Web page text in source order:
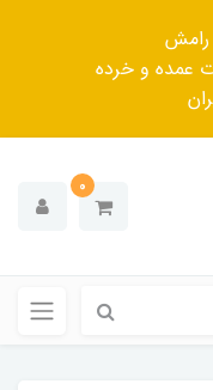
عمده و خرده
0